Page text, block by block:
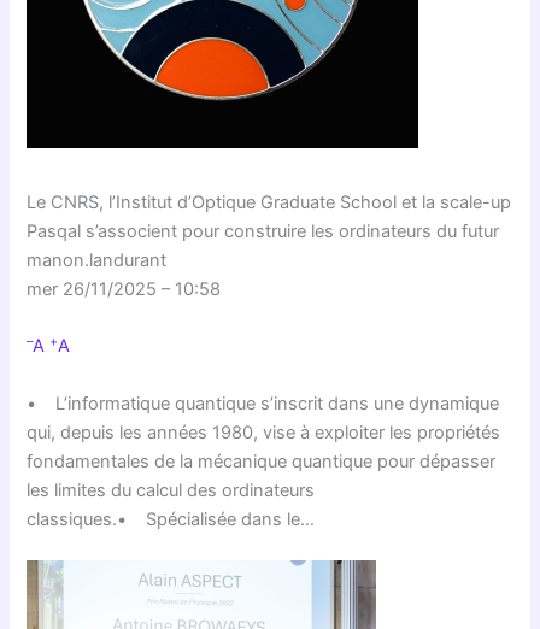
Le CNRS, l’Institut d’Optique Graduate School et la scale-up
Pasqal s’associent pour construire les ordinateurs du futur
manon.landurant
mer 26/11/2025 – 10:58
–A +A
• L’informatique quantique s’inscrit dans une dynamique
qui, depuis les années 1980, vise à exploiter les propriétés
fondamentales de la mécanique quantique pour dépasser
les limites du calcul des ordinateurs
classiques.• Spécialisée dans le…